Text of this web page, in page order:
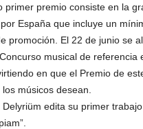
primer premio consiste en la
España que incluye un
promoción. El 22 de junio se
musical de referencia
en que el Premio de
músicos desean.
edita su primer